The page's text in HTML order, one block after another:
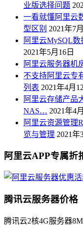
业版选择问题
一看就懂阿里云
型区别 2021年7
阿里云MySQL
2021年5月16日
阿里云服务器机
不支持阿里云专
列表 2021年4月
阿里云存储产品
NAS… 2021年4
阿里云资源管理
览与管理 2021年
阿里云APP专属折
腾讯云服务器价格
腾讯云2核4G服务器